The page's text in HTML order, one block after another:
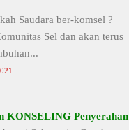
Saudara ber-komsel ?
Sel dan akan terus
KONSELING Penyerahan